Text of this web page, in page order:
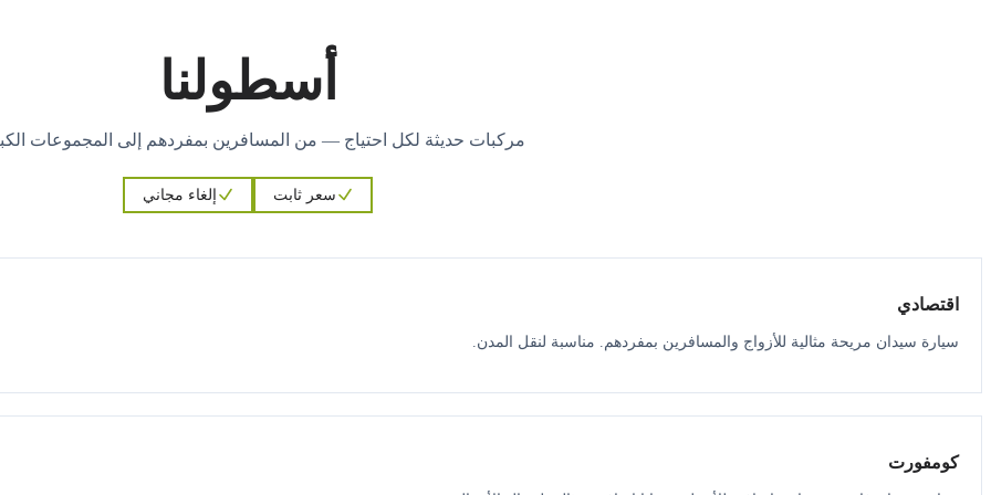
أسطولنا
مركبات حديثة لكل احتياج — من المسافرين بمفردهم إلى المجموعات
سعر ثابت إلغاء مجاني
اقتصادي
سيارة سيدان مريحة مثالية للأزواج والمسافرين بمفردهم. مناسبة لنقل المدن.
كومفورت